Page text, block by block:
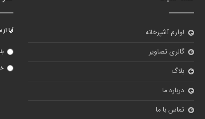
لوازم آشپزخانه
گالری تصاویر
بلاگ
درباره ما
تماس با ما
آیا